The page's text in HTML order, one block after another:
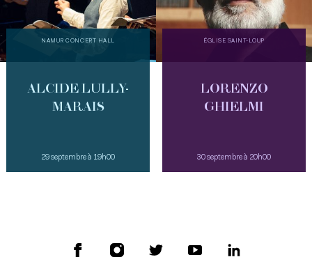
NAMUR CONCERT HALL
ALCIDE LULLY-
MARAIS
29 septembre à 19h00
ÉGLISE SAINT-LOUP
LORENZO
GHIELMI
30 septembre à 20h00